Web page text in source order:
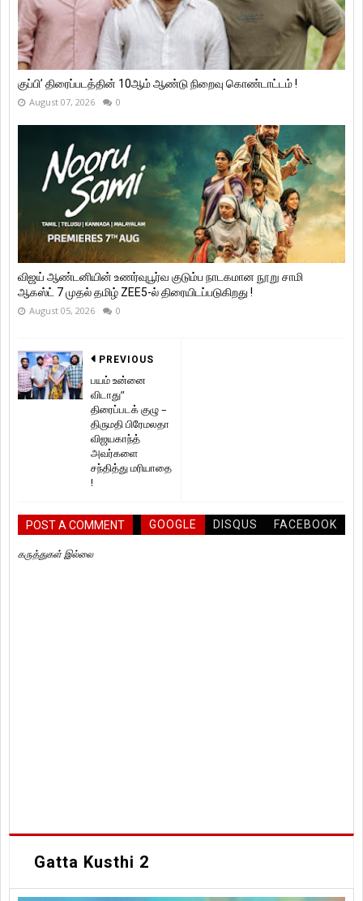
குப்பி’ திரைப்படத்தின் 10ஆம் ஆண்டு நிறைவு கொண்டாட்டம் !
August 07, 2026 0
விஜய் ஆண்டனியின் உணர்வுபூர்வ குடும்ப நாடகமான நூறு சாமி
ஆகஸ்ட் 7 முதல் தமிழ் ZEE5-ல் திரையிடப்படுகிறது !
August 05, 2026 0
PREVIOUS
பயம் உன்னை
விடாது”
திரைப்படக் குழு –
திருமதி பிரேமலதா
விஜயகாந்த்
அவர்களை
சந்தித்து மரியாதை
!
POST A COMMENT GOOGLE DISQUS FACEBOOK
கருத்துகள் இல்லை
Gatta Kusthi 2